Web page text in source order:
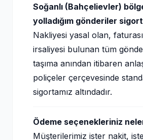
Soğanlı (Bahçelievler)
yolladığım gönderiler
Nakliyesi yasal olan,
irsaliyesi bulunan tüm
taşıma anından itibaren
poliçeler çerçevesinde
sigortamız altındadır.
Ödeme seçenekleriniz
Müşterilerimiz ister nakit,